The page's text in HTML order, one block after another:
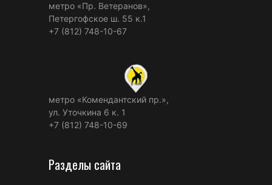
метро «Пр. Ветеранов»,
Петергофское ш. 55 к.1
+7 (812) 748-10-67
метро «Комендантский пр.»,
ул. Уточкина 6 к. 1
+7 (812) 748-10-69
Разделы сайта